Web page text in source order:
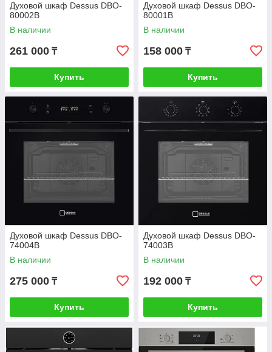
Духовой шкаф Dessus DBO-
80002B
В наличии
261 000 ₸
Купить
Духовой шкаф Dessus DBO-
80001B
В наличии
158 000 ₸
Купить
Духовой шкаф Dessus DBO-
74004B
В наличии
275 000 ₸
Купить
Духовой шкаф Dessus DBO-
74003B
В наличии
192 000 ₸
Купить